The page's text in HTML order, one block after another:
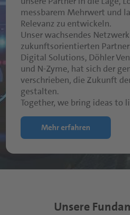
messbarem Mehrwert und
Relevanz zu entwickeln.
Unser wachsendes
zukunftsorientierten
Digital Solutions, Döhler
und N-Zyme, hat sich der
verschrieben, die Zukunft
gestalten.
Together, we bring ideas to
Mehr erfahren
Unsere